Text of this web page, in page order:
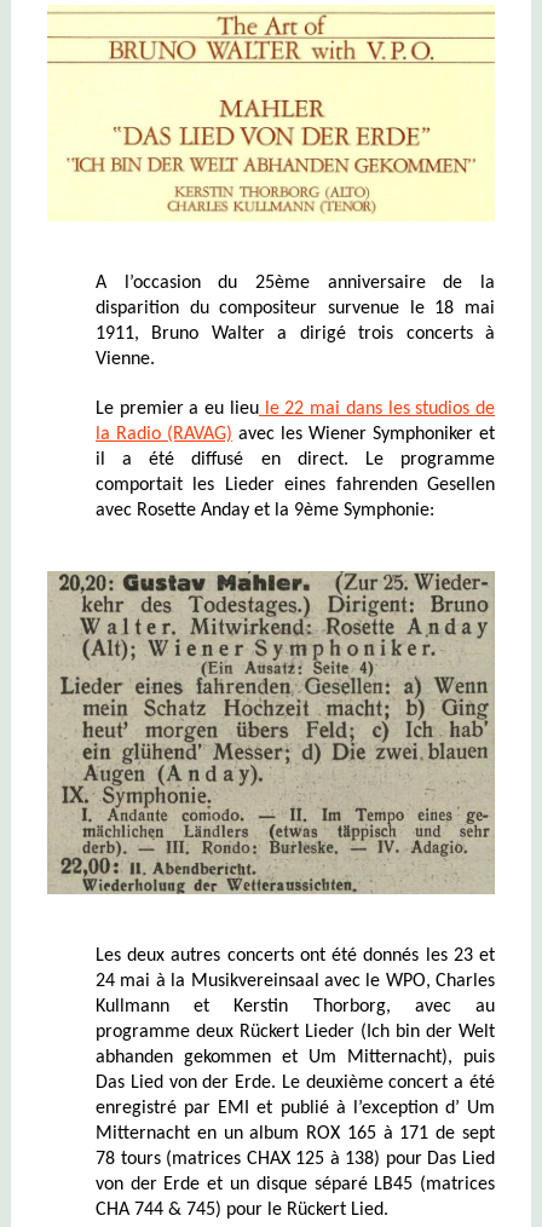
A l’occasion du 25ème anniversaire de la
disparition du compositeur survenue le 18 mai
1911, Bruno Walter a dirigé trois concerts à
Vienne.
Le premier a eu lieule 22 mai dans les studios de
la Radio (RAVAG) avec les Wiener Symphoniker et
il a été diffusé en direct. Le programme
comportait les Lieder eines fahrenden Gesellen
avec Rosette Anday et la 9ème Symphonie:
Les deux autres concerts ont été donnés les 23 et
24 mai à la Musikvereinsaal avec le WPO, Charles
Kullmann et Kerstin Thorborg, avec au
programme deux Rückert Lieder (Ich bin der Welt
abhanden gekommen et Um Mitternacht), puis
Das Lied von der Erde. Le deuxième concert a été
enregistré par EMI et publié à l’exception d’ Um
Mitternacht en un album ROX 165 à 171 de sept
78 tours (matrices CHAX 125 à 138) pour Das Lied
von der Erde et un disque séparé LB45 (matrices
CHA 744 & 745) pour le Rückert Lied.